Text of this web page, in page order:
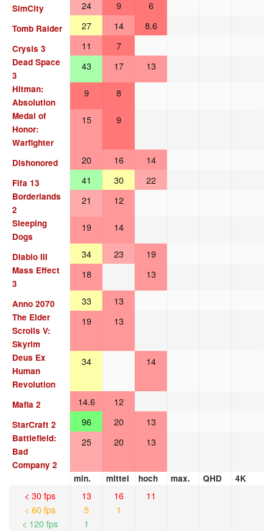
SimCity 24 9 6
Tomb Raider 27 14 8.6
Crysis 3 11 7
Dead Space
3
43 17 13
Hitman:
Absolution
9 8
Medal of
Honor:
Warfighter
15 9
Dishonored 20 16 14
Fifa 13 41 30 22
Borderlands
2
21 12
Sleeping
Dogs
19 14
Diablo III 34 23 19
Mass Effect
3
18 13
Anno 2070 33 13
The Elder
Scrolls V:
Skyrim
19 13
Deus Ex
Human
Revolution
34 14
Mafia 2 14.6 12
StarCraft 2 96 20 13
Battlefield:
Bad
Company 2
25 20 13
min. mittel hoch max. QHD 4K
< 30 fps
< 60 fps
< 120 fps
13
5
1
16
1
11